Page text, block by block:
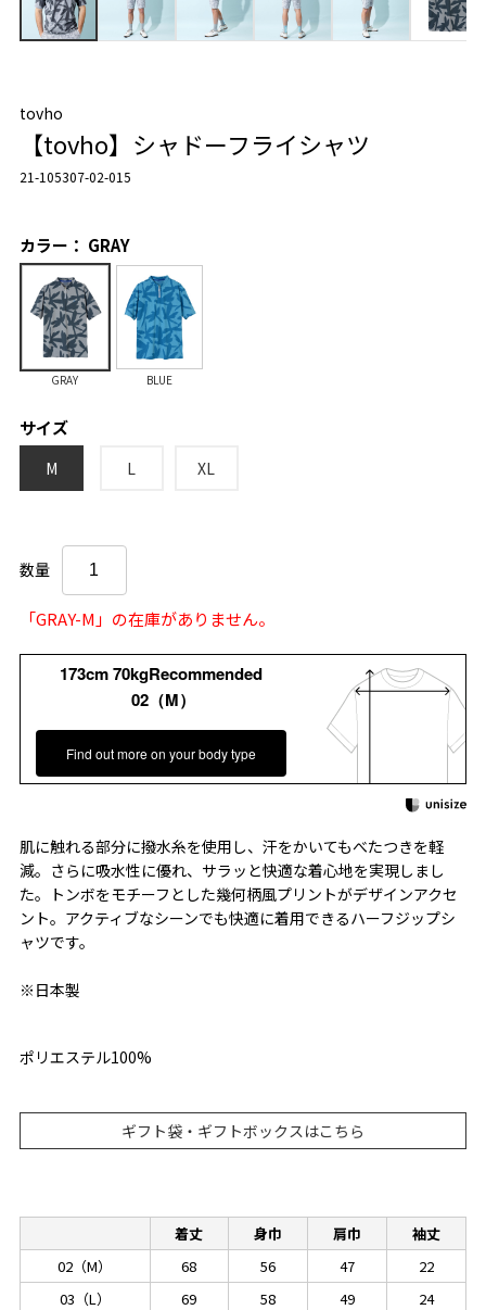
tovho
【tovho】シャドーフライシャツ
21-105307-02-015
カラー： GRAY
GRAY BLUE
サイズ
M L XL
数量
「GRAY-M」の在庫がありません。
173cm 70kgRecommended
02（M）
Find out more on your body type
肌に触れる部分に撥水糸を使用し、汗をかいてもべたつきを軽
減。さらに吸水性に優れ、サラッと快適な着心地を実現しまし
た。トンボをモチーフとした幾何柄風プリントがデザインアクセ
ント。アクティブなシーンでも快適に着用できるハーフジップシ
ャツです。
※日本製
ポリエステル100%
ギフト袋・ギフトボックスはこちら
着丈 身巾 肩巾
袖丈
02（M）
68 56 47
22
03（L）
69 58 49
24